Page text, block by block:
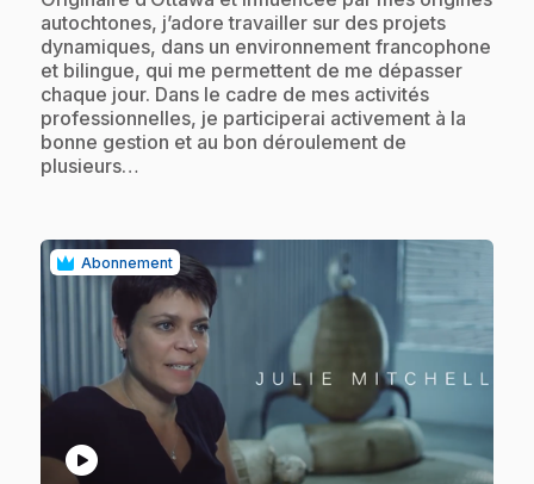
autochtones, j’adore travailler sur des projets
dynamiques, dans un environnement francophone
et bilingue, qui me permettent de me dépasser
chaque jour. Dans le cadre de mes activités
professionnelles, je participerai activement à la
bonne gestion et au bon déroulement de
plusieurs…
Abonnement
play_circle